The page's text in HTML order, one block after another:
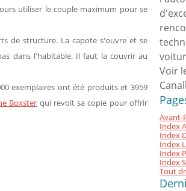
utiliser le couple maximum pour se
de structure. La capote s'ouvre et se
dans l'habitable. Il faut la couvrir au
exemplaires ont été produits et 3959
Boxster qui revoit sa copie pour offrir
Voir
Avant-
Index
Index
Index
Index
Index
Tout